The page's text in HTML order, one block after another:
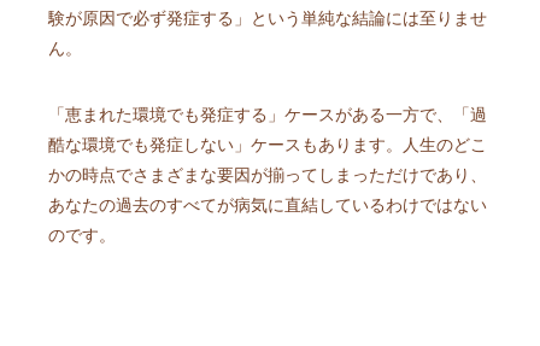
験が原因で必ず発症する」という単純な結論には至りませ
ん。
「恵まれた環境でも発症する」ケースがある一方で、「過
酷な環境でも発症しない」ケースもあります。人生のどこ
かの時点でさまざまな要因が揃ってしまっただけであり、
あなたの過去のすべてが病気に直結しているわけではない
のです。